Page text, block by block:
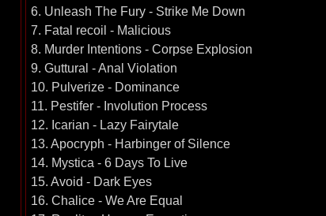
6. Unleash The Fury - Strike Me Down
7. Fatal recoil - Malicious
8. Murder Intentions - Corpse Explosion
9. Guttural - Anal Violation
10. Pulverize - Dominance
11. Pestifer - Involution Process
12. Icarian - Lazy Fairytale
13. Apocryph - Harbinger of Silence
14. Mystica - 6 Days To Live
15. Avoid - Dark Eyes
16. Chalice - We Are Equal